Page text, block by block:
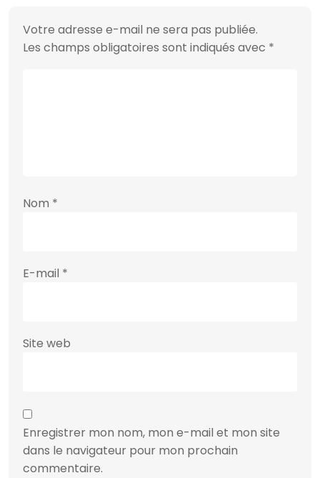
Votre adresse e-mail ne sera pas publiée.
Les champs obligatoires sont indiqués avec *
Nom *
E-mail *
Site web
Enregistrer mon nom, mon e-mail et mon site
dans le navigateur pour mon prochain
commentaire.